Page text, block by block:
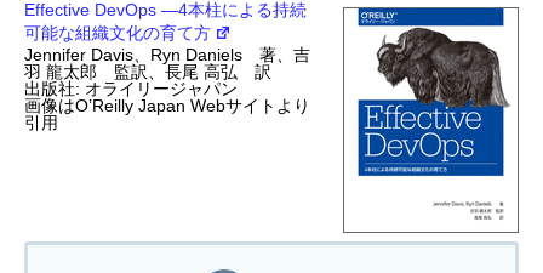
デザイナーの1週間
求人採用情報
Effective DevOps ―4本柱による持続
可能な組織文化の育て方
Jennifer Davis、Ryn Daniels 著、吉
羽 龍太郎 監訳、長尾 高弘 訳
出版社: オライリージャパン
画像はO’Reilly Japan Webサイトより
引用